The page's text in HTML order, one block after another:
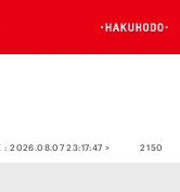
:2026.08.07 23:17:47 > 2150